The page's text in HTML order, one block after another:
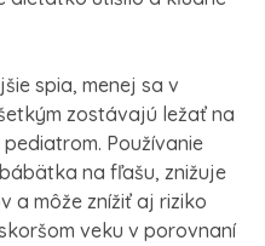
spia, menej sa v
zostávajú ležať na
Používanie
na fľašu, znižuje
a môže znížiť aj riziko
veku v porovnaní